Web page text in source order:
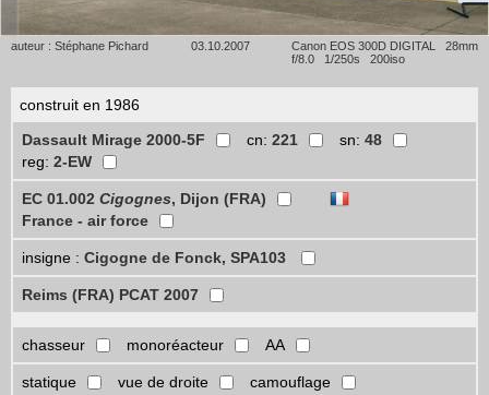
auteur : Stéphane Pichard 03.10.2007
Canon EOS 300D DIGITAL 28mm
f/8.0 1/250s 200iso
construit en 1986
Dassault Mirage 2000-5F
cn: 221 sn: 48
reg: 2-EW
EC 01.002 Cigognes, Dijon (FRA)
France - air force
insigne : Cigogne de Fonck, SPA103
Reims (FRA) PCAT 2007
chasseur monoréacteur AA
statique vue de droite camouflage